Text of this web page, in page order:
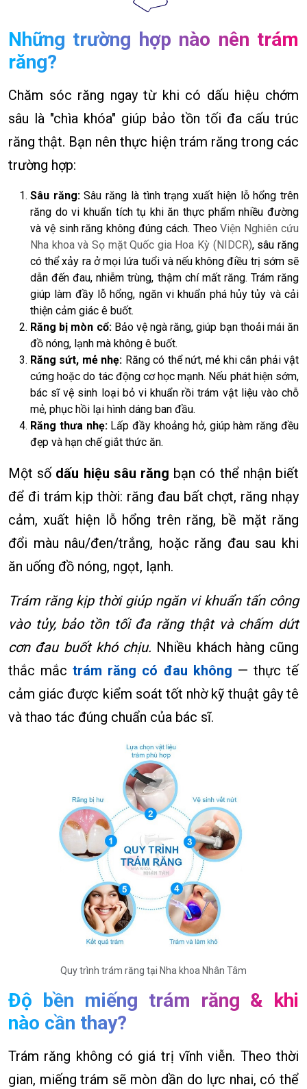
Những trường hợp nào nên trám
răng?
Chăm sóc răng ngay từ khi có dấu hiệu chớm
sâu là "chìa khóa" giúp bảo tồn tối đa cấu trúc
răng thật. Bạn nên thực hiện trám răng trong các
trường hợp:
Sâu răng:Sâu răng là tình trạng xuất hiện lỗ hổng trên
răng do vi khuẩn tích tụ khi ăn thực phẩm nhiều đường
và vệ sinh răng không đúng cách. TheoViện Nghiên cứu
Nha khoa và Sọ mặt Quốc gia Hoa Kỳ (NIDCR), sâu răng
có thể xảy ra ở mọi lứa tuổi và nếu không điều trị sớm sẽ
dẫn đến đau, nhiễm trùng, thậm chí mất răng. Trám răng
giúp làm đầy lỗ hổng, ngăn vi khuẩn phá hủy tủy và cải
thiện cảm giác ê buốt.
Răng bị mòn cổ:Bảo vệ ngà răng, giúp bạn thoải mái ăn
đồ nóng, lạnh mà không ê buốt.
Răng sứt, mẻ nhẹ: Răng có thể nứt, mẻ khi cắn phải vật
cứng hoặc do tác động cơ học mạnh. Nếu phát hiện sớm,
bác sĩ vệ sinh loại bỏ vi khuẩn rồi trám vật liệu vào chỗ
mẻ, phục hồi lại hình dáng ban đầu.
Răng thưa nhẹ:Lấp đầy khoảng hở, giúp hàm răng đều
đẹp và hạn chế giắt thức ăn.
Một số dấu hiệu sâu răng bạn có thể nhận biết
để đi trám kịp thời: răng đau bất chợt, răng nhạy
cảm, xuất hiện lỗ hổng trên răng, bề mặt răng
đổi màu nâu/đen/trắng, hoặc răng đau sau khi
ăn uống đồ nóng, ngọt, lạnh.
Trám răng kịp thời giúp ngăn vi khuẩn tấn công
vào tủy, bảo tồn tối đa răng thật và chấm dứt
cơn đau buốt khó chịu. Nhiều khách hàng cũng
thắc mắctrám răng có đau không — thực tế
cảm giác được kiểm soát tốt nhờ kỹ thuật gây tê
và thao tác đúng chuẩn của bác sĩ.
Quy trình trám răng tại Nha khoa Nhân Tâm
Độ bền miếng trám răng & khi
nào cần thay?
Trám răng không có giá trị vĩnh viễn. Theo thời
gian, miếng trám sẽ mòn dần do lực nhai, có thể